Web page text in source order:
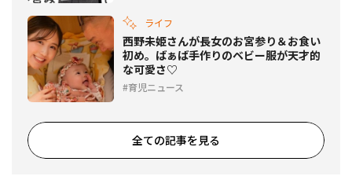
ライフ
西野未姫さんが長女のお宮参り＆お食い
初め。ばぁば手作りのベビー服が天才的
な可愛さ♡
育児ニュース
全ての記事を見る